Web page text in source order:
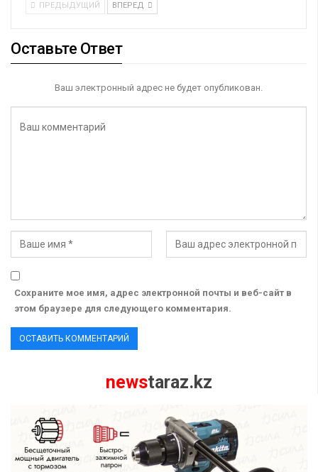
ПРЕДЫДУЩИЙ ВПЕРЕД
Оставьте Ответ
Ваш электронный адрес не будет опубликован.
Сохраните мое имя, адрес электронной почты и веб-сайт в
этом браузере для следующего комментария.
newstaraz.kz